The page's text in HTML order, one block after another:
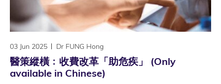
03 Jun 2025 Dr FUNG Hong
醫策縱橫﹕收費改革「助危疾」 (Only
available in Chinese)